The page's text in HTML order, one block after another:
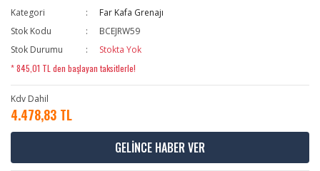
Kategori
Far Kafa Grenajı
Stok Kodu
BCEJRW59
Stok Durumu
Stokta Yok
* 845,01 TL den başlayan taksitlerle!
Kdv Dahil
4.478,83 TL
GELİNCE HABER VER